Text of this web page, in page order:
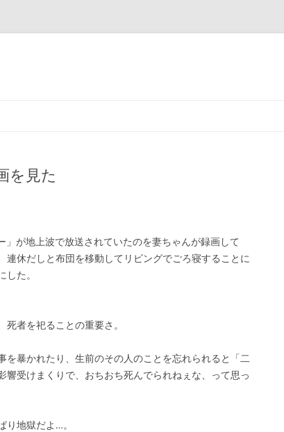
を見た
が地上波で放送されていたのを妻ちゃんが録画して
連休だしと布団を移動してリビングでごろ寝することに
た。
者を祀ることの重要さ。
を暴かれたり、生前のその人のことを忘れられると「二
受けまくりで、おちおち死んでられねぇな、って思っ
り地獄だよ…。